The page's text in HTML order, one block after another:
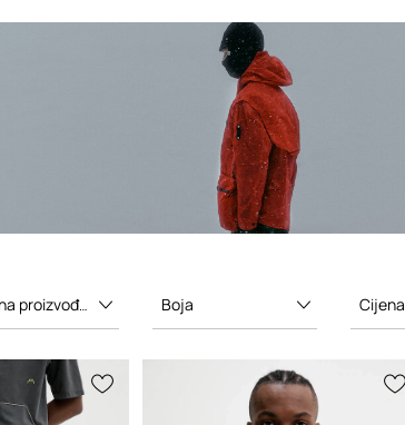
proizvođača Boja Cijena